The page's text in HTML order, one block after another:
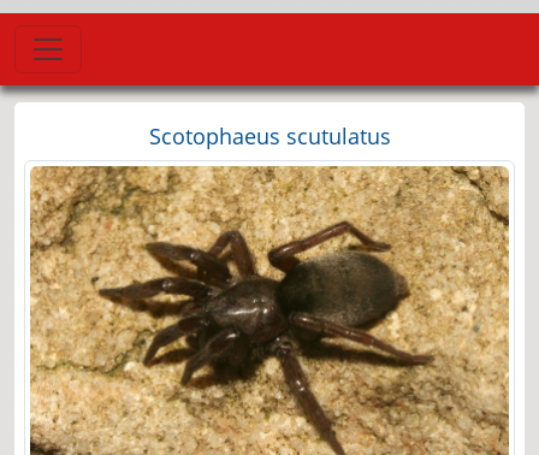
Scotophaeus scutulatus